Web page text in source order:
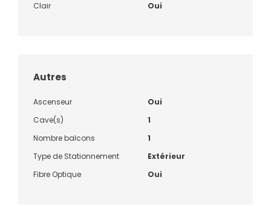
Clair
Oui
Autres
Ascenseur
Oui
Cave(s)
1
Nombre balcons
1
Type de Stationnement
Extérieur
Fibre Optique
Oui